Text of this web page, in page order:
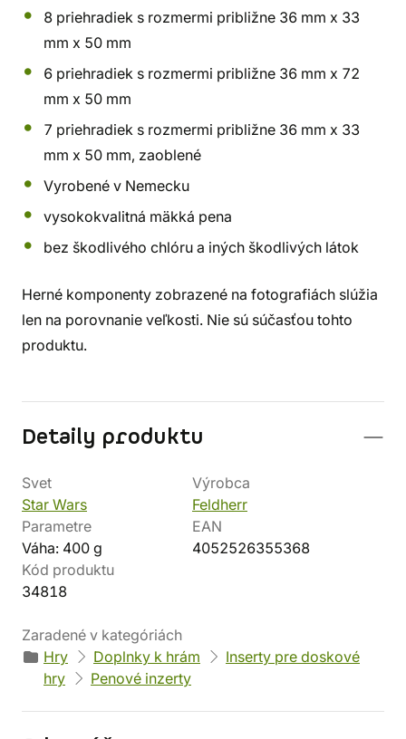
8 priehradiek s rozmermi približne 36 mm x 33
mm x 50 mm
6 priehradiek s rozmermi približne 36 mm x 72
mm x 50 mm
7 priehradiek s rozmermi približne 36 mm x 33
mm x 50 mm, zaoblené
Vyrobené v Nemecku
vysokokvalitná mäkká pena
bez škodlivého chlóru a iných škodlivých látok
Herné komponenty zobrazené na fotografiách slúžia
len na porovnanie veľkosti. Nie sú súčasťou tohto
produktu.
Detaily produktu
Svet
Star Wars
Výrobca
Feldherr
Parametre
Váha: 400 g
EAN
4052526355368
Kód produktu
34818
Zaradené v kategóriách
Hry
Doplnky k hrám
Inserty pre doskové
hry
Penové inzerty